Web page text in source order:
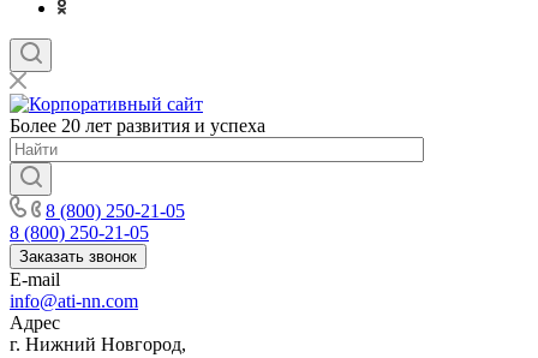
Более 20 лет развития и успеха
8 (800) 250-21-05
8 (800) 250-21-05
Заказать звонок
E-mail
info@ati-nn.com
Адрес
г. Нижний Новгород,